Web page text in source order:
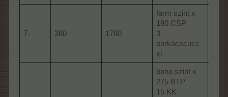
7. 380 1780
farm szint x
180 CSP
3
barkácscucc
xl
baha szint x
275 BTP
15 KK